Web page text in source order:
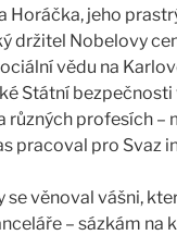
Horáčka, jeho
držitel Nobelovy
vědu na
Státní bezpečnosti
různých profesích –
pracoval pro Svaz
se věnoval vášni,
– sázkám na